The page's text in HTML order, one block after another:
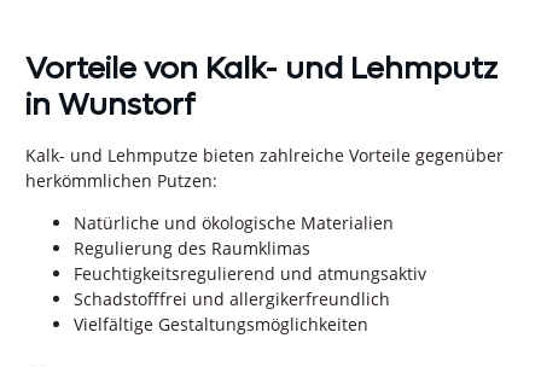
Vorteile von Kalk- und Lehmputz
in Wunstorf
Kalk- und Lehmputze bieten zahlreiche Vorteile gegenüber
herkömmlichen Putzen:
Natürliche und ökologische Materialien
Regulierung des Raumklimas
Feuchtigkeitsregulierend und atmungsaktiv
Schadstofffrei und allergikerfreundlich
Vielfältige Gestaltungsmöglichkeiten